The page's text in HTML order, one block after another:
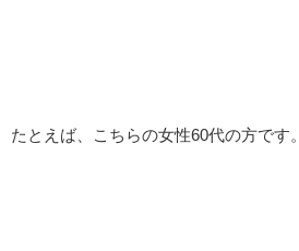
たとえば、こちらの女性60代の方です。